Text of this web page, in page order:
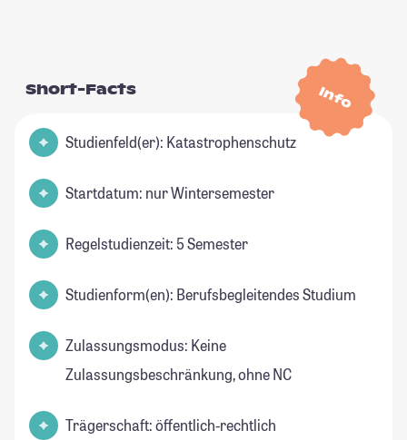
Info
Short-Facts
Studienfeld(er): Katastrophenschutz
Startdatum: nur Wintersemester
Regelstudienzeit: 5 Semester
Studienform(en): Berufsbegleitendes Studium
Zulassungsmodus: Keine
Zulassungsbeschränkung, ohne NC
Trägerschaft: öffentlich-rechtlich